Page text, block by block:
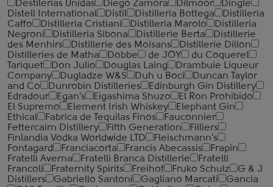
Destilerias Unidas
Diego Zamora Dilmoor
Dingle
Distell International
Distil Distilleria Bottega
Distilleria
Caffo
Distilleria Cristiani Distilleria Marolo
Distilleria
Negroni
Distilleria Sibona Distillerie Berta
Distillerie
des Menhirs
Distillerie des Moisans
Distillerie Dillon
Distilleries de Matha
Dobbe de JOY
du Coquerel
Tariquet
Don Julio Douglas Laing
Drambuie Liqueur
Company
Dugladze W&S Duh u Boci
Duncan Taylor
and Co
Dunrobin Distilleries
Edinburgh Gin Distillery
Edradour
Egan's Eigashima Shuzo
El Ron Prohibido
El Supremo
Element Irish Whiskey
Elephant Gin
Ethical
Fabrica de Tequilas Finos
Fauconnier
Fettercairn Distillery
Fifth Generation
Filliers
Finlandia Vodka Worldwide LTD
Fleischmann's
Fontagard
Franciacorta Francis Abecassis
Frapin
Fratelli Averna
Fratelli Branca Distillerie
Fratelli
‎Francoli
Fraternity Spirits Freihof Fruko Schulz
G & J
Distillers
Gabriello Santoni Gagliano Marcati
Gancia